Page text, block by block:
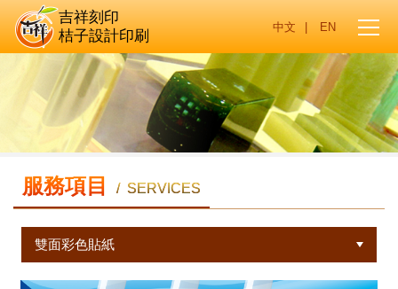
吉祥刻印
桔子設計印刷
服務項目 / SERVICES
雙面彩色貼紙